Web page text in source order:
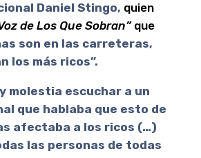
Daniel Stingo, quien
de Los Que Sobran”que
son en las carreteras,
los más ricos”.
molestia escuchar a un
que hablaba que esto de
afectaba a los ricos (…)
las personas de todas